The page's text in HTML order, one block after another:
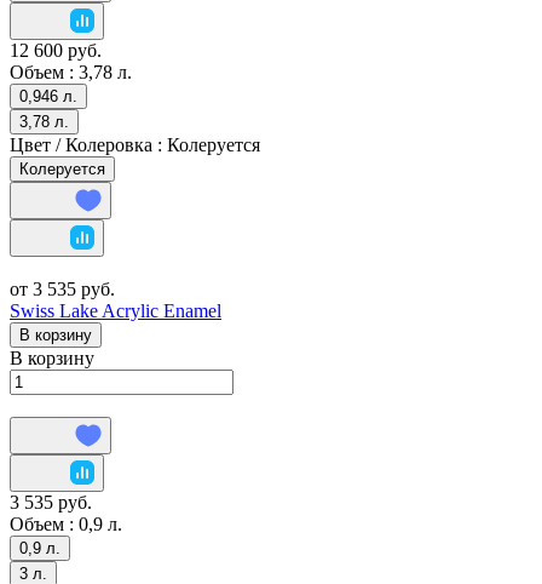
12 600 руб.
Объем : 3,78 л.
0,946 л.
3,78 л.
Цвет / Колеровка : Колеруется
Колеруется
от 3 535 руб.
Swiss Lake Acrylic Enamel
В корзину
В корзину
3 535 руб.
Объем : 0,9 л.
0,9 л.
3 л.